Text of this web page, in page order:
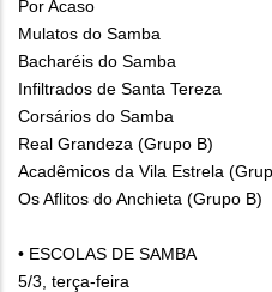
Por Acaso
Mulatos do Samba
Bacharéis do Samba
Infiltrados de Santa Tereza
Corsários do Samba
Real Grandeza (Grupo B)
Acadêmicos da Vila Estrela
Os Aflitos do Anchieta (Grupo B)
• ESCOLAS DE SAMBA
5/3, terça-feira